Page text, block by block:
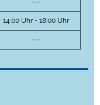
14:00 Uhr - 18:00 Uhr
---